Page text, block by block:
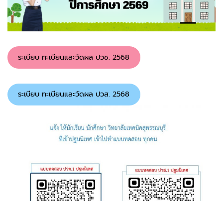
ระเบียบ ทะเบียนและวัดผล ปวช. 2568
ระเบียบ ทะเบียนและวัดผล ปวส. 2568